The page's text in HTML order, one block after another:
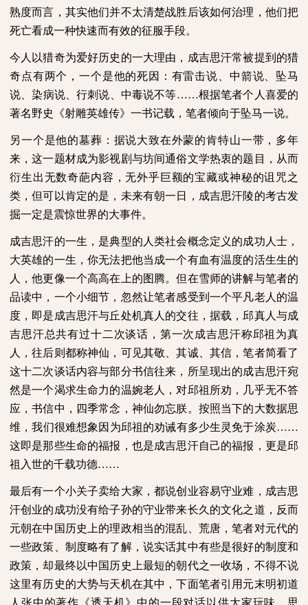
熟度而言，其实他们并不太清楚战胜后该如何治理，他们把
死亡看成一种快速而有效的征服手段。
今人以猎奇为爱好历史的一大理由，成吉思汗常被提到的猎
奇点有两个，一个是他的死因：有雷击说、中箭说、坠马
说、染病说、行刺说、中毒说不等……根据笔者个人喜爱的
著名野史《射雕英雄传》一书记载，笔者倾向于坠马一说。
另一个是他的墓葬：据说大致在外蒙的肯特山一带，多年
来，这一题材成为影视剧与坊间通俗文学热衷的题目，从而
衍生出无数奇葩内容，无外乎巨额的宝藏或神秘的诅咒之
类，但可以肯定的是，未来有朝一日，成吉思汗陵的考古发
掘一定是震惊世界的大事件。
成吉思汗的一生，是典型的人类社会概念定义的成功人士，
大英雄的一生，你无法把他当成一个有血有温度的活生生的
人，他更像一个高高在上的图腾。但在雪师的讲解与笔者的
品读中，一个小细节，忽然让笔者感受到一个平凡老人的温
度，即是成吉思汗与丘处机真人的交往，据载，邱真人与成
吉思汗总共有过十二次谈话，第一次成吉思汗称邱祖为真
人，往后则都称神仙，可见其敬、其诚、其信，笔者简看了
这十二次谈话内容与部分书信往来，所呈现出的成吉思汗宛
然是一个渴求生命力的温婉老人，对邱祖所劝，几乎无不答
应，书信中，四季常念，神仙勿忘朕。按照当下的大数据思
维，我们很难想象因为邱祖的劝诫有多少生灵免于涂炭……
这即是那些生命的福报，也是成吉思汗自己的福报，更是邱
祖入世的千载功德……
最后有一个小关子卖给大家，都说创业容易守业难，成吉思
汗创业的成功没有给子孙的守业带来长久的文化之道，反而
元朝在中国历史上的理政相当的混乱、荒唐，笔者对元代的
一些政策、制度略有了解，说实话其中有些是很好的制度和
政策，却最终以中国历史上最短的朝代之一收场，不得不说
这里有历史的大势与天机在其中，下面笔者引用元末明初道
人张中的著作《透天机》中的一段对话以供大家玩味、思